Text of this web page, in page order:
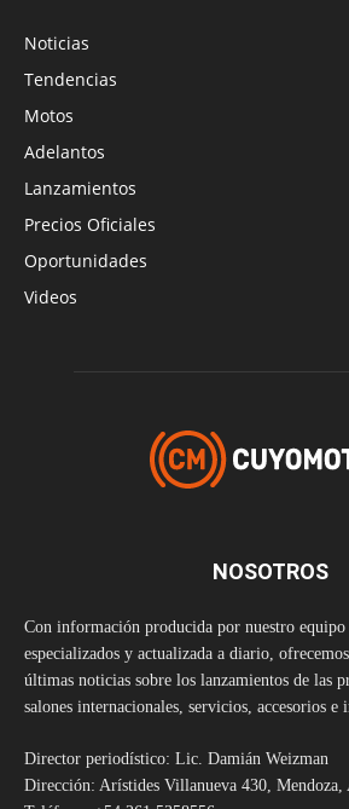
Noticias
Tendencias
Motos
Adelantos
Lanzamientos
Precios Oficiales
Oportunidades
Videos
NOSOTROS
Con información producida por nuestro equipo
especializados y actualizada a diario,
últimas noticias sobre los lanzamientos de las
salones internacionales, servicios, accesorios
Director periodístico: Lic. Damián Weizman
Dirección: Arístides Villanueva 430, Mendoza,